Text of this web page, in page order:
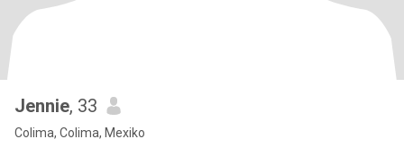
Jennie, 33
Colima, Colima, Mexiko